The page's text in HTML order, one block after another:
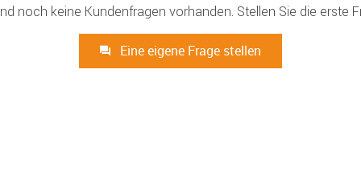
noch keine Kundenfragen vorhanden. Stellen Sie die erste
Eine eigene Frage stellen